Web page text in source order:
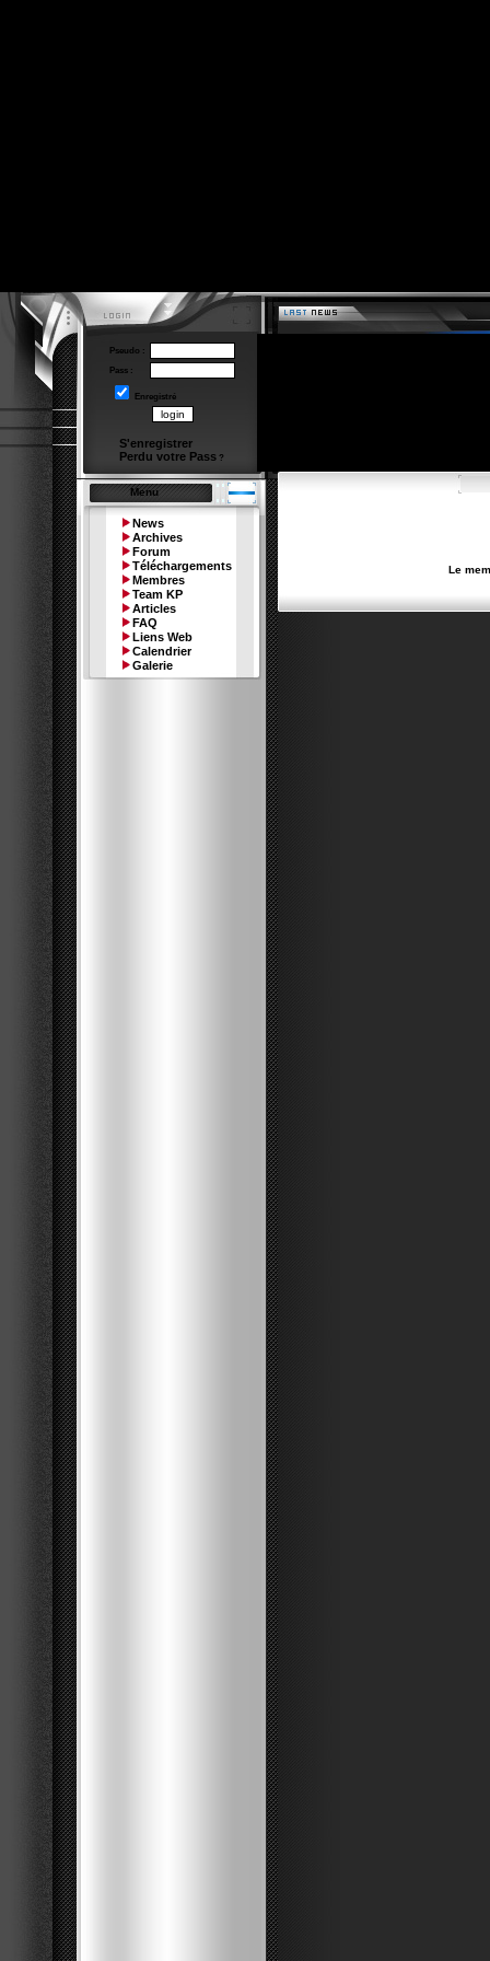
Pseudo :
Pass :
Enregistré
S'enregistrer
Perdu votre Pass ?
Menu
News
Archives
Forum
Téléchargements
Membres
Team KP
Articles
FAQ
Liens Web
Calendrier
Galerie
Le